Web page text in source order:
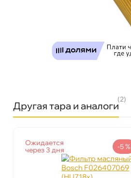
Другая тара и аналоги
(2)
Ожидается
через 3 дня
-5 %
Артикул
HU 718 x